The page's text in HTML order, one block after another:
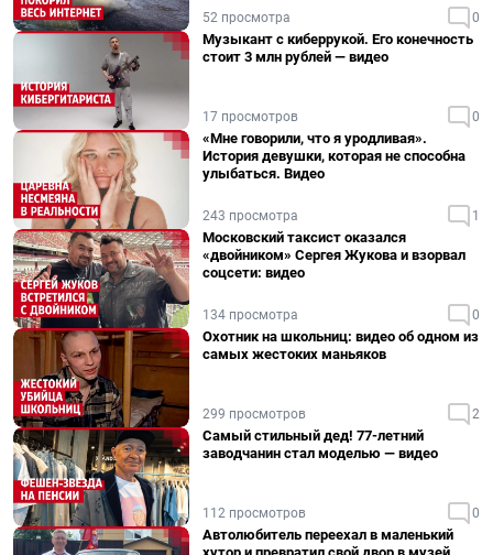
52 просмотра 0
Музыкант с киберрукой. Его конечность
стоит 3 млн рублей — видео
17 просмотров 0
«Мне говорили, что я уродливая».
История девушки, которая не способна
улыбаться. Видео
243 просмотра 1
Московский таксист оказался
«двойником» Сергея Жукова и взорвал
соцсети: видео
134 просмотра 0
Охотник на школьниц: видео об одном из
самых жестоких маньяков
299 просмотров 2
Самый стильный дед! 77-летний
заводчанин стал моделью — видео
112 просмотров 0
Автолюбитель переехал в маленький